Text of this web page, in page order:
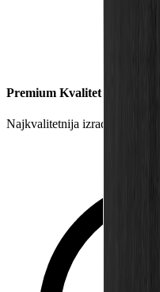
Premium Kvalitet
Najkvalitetnija izrada garderobe